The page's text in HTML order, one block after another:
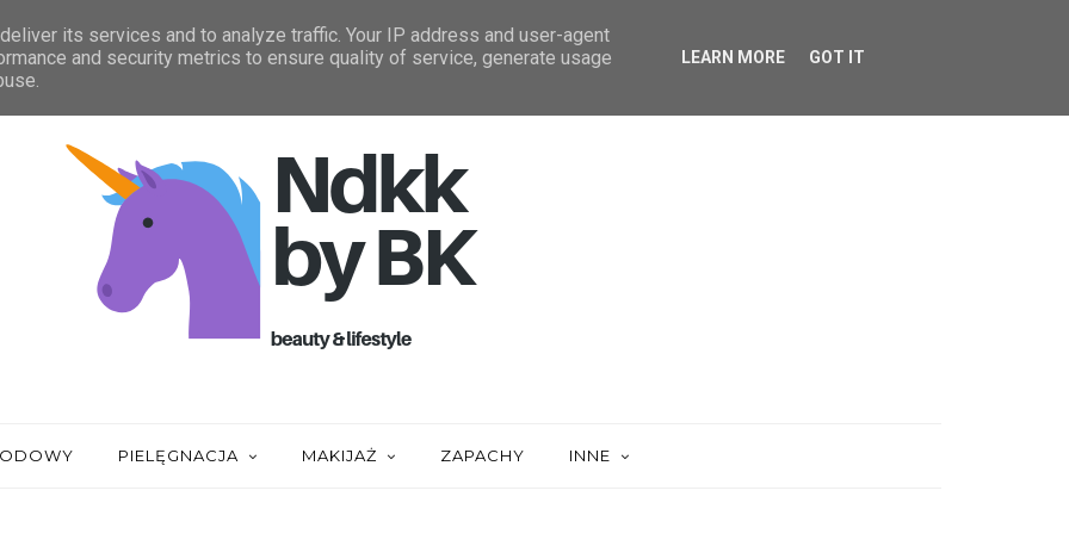
ZAUFALI MI STATYSTYKA
PIELĘGNACJA MAKIJAŻ ZAPACHY INNE
its services and to analyze traffic. Your IP address and user-agent
and security metrics to ensure quality of service, generate usage
LEARN MORE GOT IT